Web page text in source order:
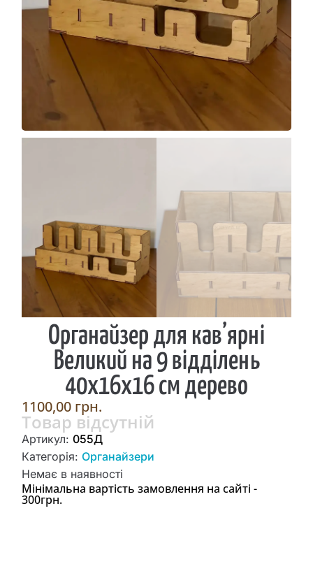
Органайзер для кав’ярні
Великий на 9 відділень
40x16x16 см дерево
1100,00 грн.
Товар відсутній
Артикул: 055Д
Категорія: Органайзери
Немає в наявності
Мінімальна вартість замовлення на сайті -
300грн.